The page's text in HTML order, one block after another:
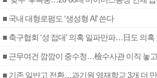
■ 국내 대형로펌도 ‘생성형 AI’ 쓴다
■ 근무여건 깜깜이 중수청…檢수사관 이직 놓
■ 기존 일반고 전환…과기원 영재학교 3개 더